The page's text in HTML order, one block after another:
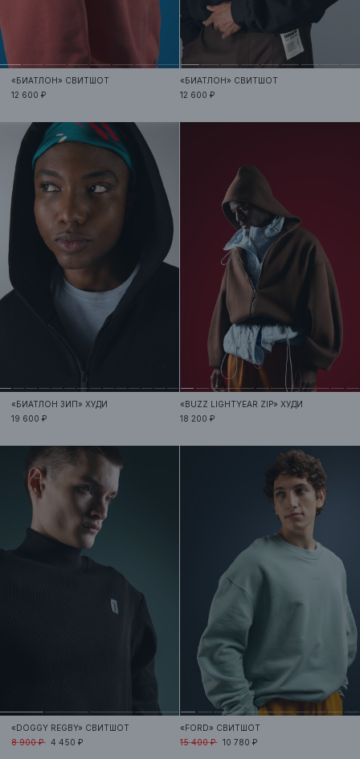
«БИАТЛОН» СВИТШОТ
12 600 ₽
«БИАТЛОН» СВИТШОТ
12 600 ₽
«БИАТЛОН ЗИП»ХУДИ
19 600 ₽
«BUZZ LIGHTYEAR ZIP»ХУДИ
18 200 ₽
«DOGGY REGBY» СВИТШОТ
8 900 ₽ 4 450 ₽
«FORD» СВИТШОТ
15 400 ₽ 10 780 ₽